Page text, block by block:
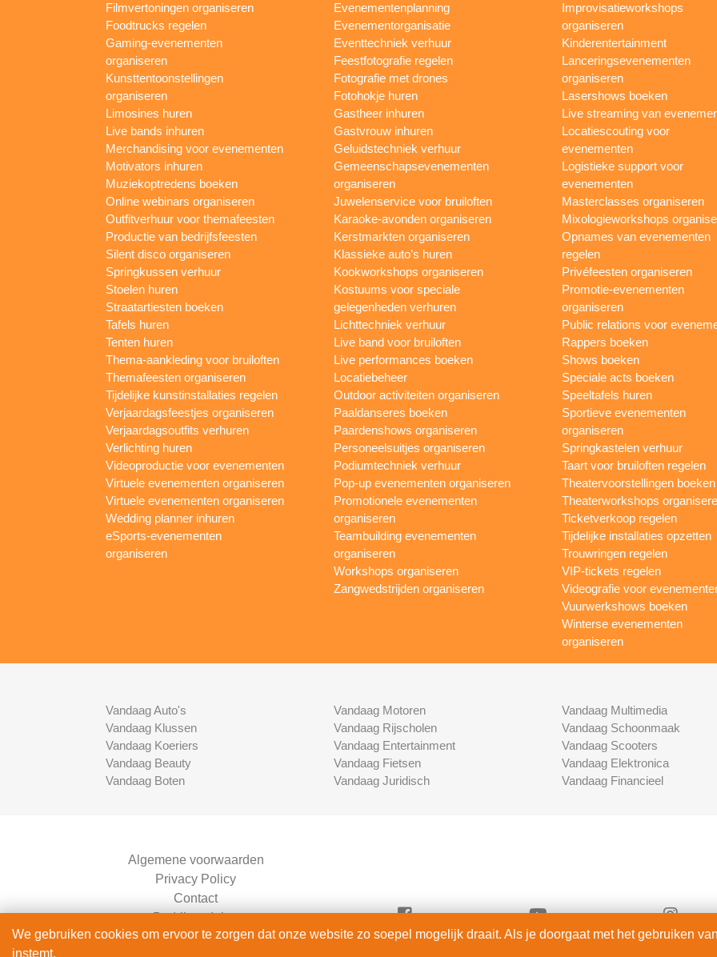
Filmvertoningen organiseren
Foodtrucks regelen
Gaming-evenementen
organiseren
Kunsttentoonstellingen
organiseren
Limosines huren
Live bands inhuren
Merchandising voor evenementen
Motivators inhuren
Muziekoptredens boeken
Online webinars organiseren
Outfitverhuur voor themafeesten
Productie van bedrijfsfeesten
Silent disco organiseren
Springkussen verhuur
Stoelen huren
Straatartiesten boeken
Tafels huren
Tenten huren
Thema-aankleding voor bruiloften
Themafeesten organiseren
Tijdelijke kunstinstallaties regelen
Verjaardagsfeestjes organiseren
Verjaardagsoutfits verhuren
Verlichting huren
Videoproductie voor evenementen
Virtuele evenementen organiseren
Virtuele evenementen organiseren
Wedding planner inhuren
eSports-evenementen
organiseren
Evenementenplanning
Evenementorganisatie
Eventtechniek verhuur
Feestfotografie regelen
Fotografie met drones
Fotohokje huren
Gastheer inhuren
Gastvrouw inhuren
Geluidstechniek verhuur
Gemeenschapsevenementen
organiseren
Juwelenservice voor bruiloften
Karaoke-avonden organiseren
Kerstmarkten organiseren
Klassieke auto’s huren
Kookworkshops organiseren
Kostuums voor speciale
gelegenheden verhuren
Lichttechniek verhuur
Live band voor bruiloften
Live performances boeken
Locatiebeheer
Outdoor activiteiten organiseren
Paaldanseres boeken
Paardenshows organiseren
Personeelsuitjes organiseren
Podiumtechniek verhuur
Pop-up evenementen organiseren
Promotionele evenementen
organiseren
Teambuilding evenementen
organiseren
Workshops organiseren
Zangwedstrijden organiseren
Improvisatieworkshops
organiseren
Kinderentertainment
Lanceringsevenementen
organiseren
Lasershows boeken
Live streaming van
Locatiescouting voor
evenementen
Logistieke support voor
evenementen
Masterclasses organiseren
Mixologieworkshops
Opnames van evenementen
regelen
Privéfeesten organiseren
Promotie-evenementen
organiseren
Public relations voor
Rappers boeken
Shows boeken
Speciale acts boeken
Speeltafels huren
Sportieve evenementen
organiseren
Springkastelen verhuur
Taart voor bruiloften regelen
Theatervoorstellingen boeken
Theaterworkshops
Ticketverkoop regelen
Tijdelijke installaties opzetten
Trouwringen regelen
VIP-tickets regelen
Videografie voor
Vuurwerkshows boeken
Winterse evenementen
organiseren
Vandaag Auto's
Vandaag Klussen
Vandaag Koeriers
Vandaag Beauty
Vandaag Boten
Vandaag Motoren
Vandaag Rijscholen
Vandaag Entertainment
Vandaag Fietsen
Vandaag Juridisch
Vandaag Multimedia
Vandaag Schoonmaak
Vandaag Scooters
Vandaag Elektronica
Vandaag Financieel
Algemene voorwaarden
Privacy Policy
Contact
Bedrijven Inlog
We gebruiken cookies om ervoor te zorgen dat onze website zo soepel mogelijk draait. Als je doorgaat met het gebruiken
instemt.